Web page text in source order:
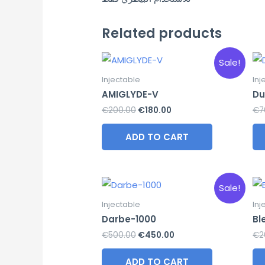
Related products
Sale!
Injectable
AMIGLYDE-V
€200.00 Original
€200.00.
€180.00
€180.00.
ADD TO CART
€
Sale!
Injectable
Darbe-1000
€500.00 Original
€450.00
ADD TO CART
€